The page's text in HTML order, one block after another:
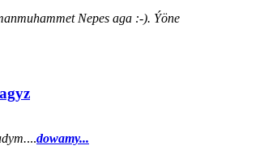
Nepes aga :-). Ýöne
...dowamy...